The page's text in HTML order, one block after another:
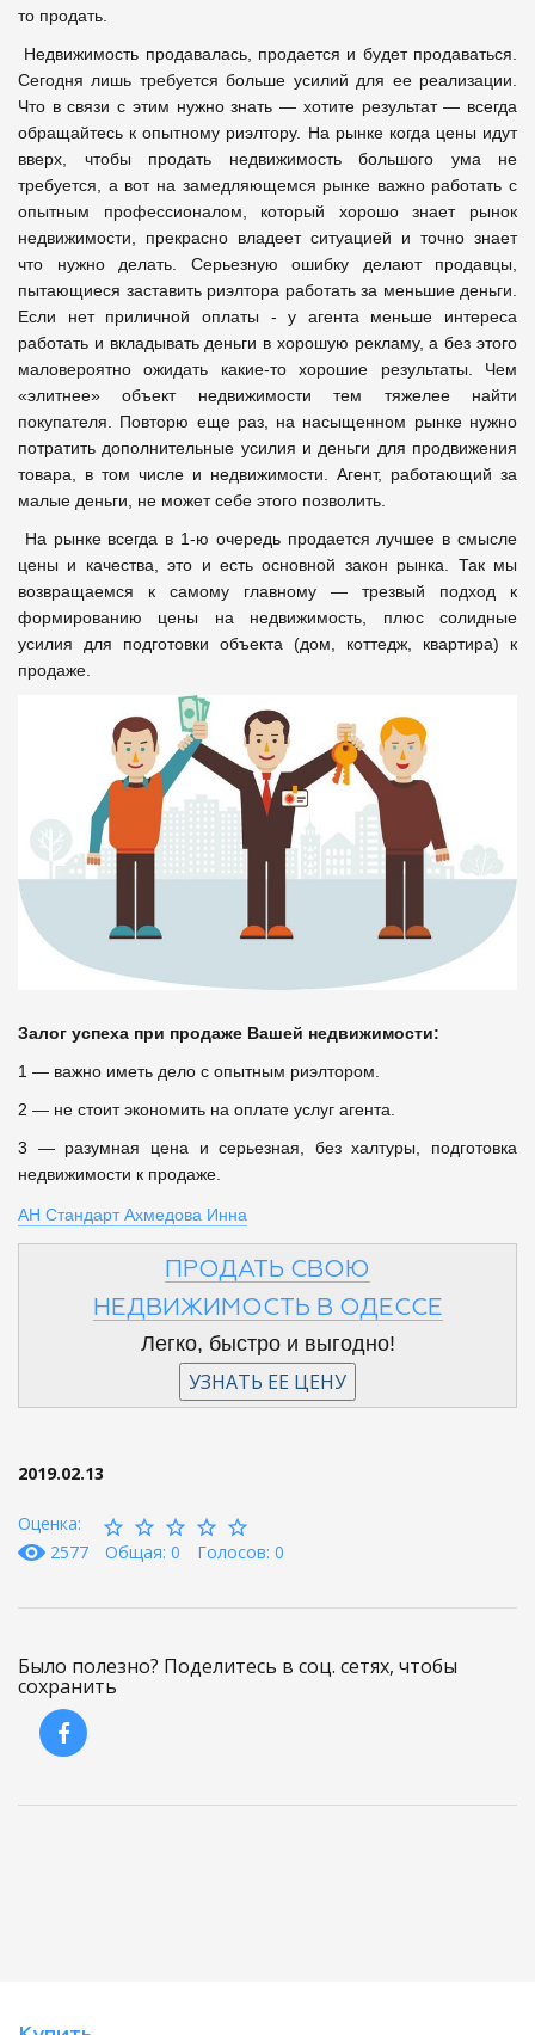
то продать.
Недвижимость продавалась, продается и будет продаваться.
Сегодня лишь требуется больше усилий для ее реализации.
Что в связи с этим нужно знать — хотите результат — всегда
обращайтесь к опытному риэлтору. На рынке когда цены идут
вверх, чтобы продать недвижимость большого ума не
требуется, а вот на замедляющемся рынке важно работать с
опытным профессионалом, который хорошо знает рынок
недвижимости, прекрасно владеет ситуацией и точно знает
что нужно делать. Серьезную ошибку делают продавцы,
пытающиеся заставить риэлтора работать за меньшие деньги.
Если нет приличной оплаты - у агента меньше интереса
работать и вкладывать деньги в хорошую рекламу, а без этого
маловероятно ожидать какие-то хорошие результаты. Чем
«элитнее» объект недвижимости тем тяжелее найти
покупателя. Повторю еще раз, на насыщенном рынке нужно
потратить дополнительные усилия и деньги для продвижения
товара, в том числе и недвижимости. Агент, работающий за
малые деньги, не может себе этого позволить.
На рынке всегда в 1-ю очередь продается лучшее в смысле
цены и качества, это и есть основной закон рынка. Так мы
возвращаемся к самому главному — трезвый подход к
формированию цены на недвижимость, плюс солидные
усилия для подготовки объекта (дом, коттедж, квартира) к
продаже.
Залог успеха при продаже Вашей недвижимости:
1 — важно иметь дело с опытным риэлтором.
2 — не стоит экономить на оплате услуг агента.
3 — разумная цена и серьезная, без халтуры, подготовка
недвижимости к продаже.
АН Стандарт Ахмедова Инна
ПРОДАТЬ СВОЮ
НЕДВИЖИМОСТЬ В ОДЕССЕ
Легко, быстро и выгодно!
2019.02.13
Оценка:
2577
Общая: 0 Голосов: 0
Было полезно? Поделитесь в соц. сетях, чтобы
сохранить